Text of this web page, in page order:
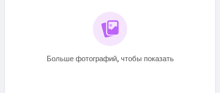
Больше фотографий, чтобы показать